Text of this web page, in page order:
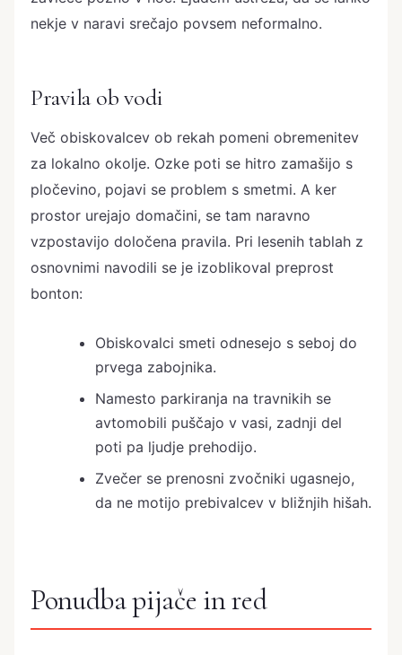
nekje v naravi srečajo povsem neformalno.
Pravila ob vodi
Več obiskovalcev ob rekah pomeni obremenitev
za lokalno okolje. Ozke poti se hitro zamašijo s
pločevino, pojavi se problem s smetmi. A ker
prostor urejajo domačini, se tam naravno
vzpostavijo določena pravila. Pri lesenih tablah z
osnovnimi navodili se je izoblikoval preprost
bonton:
Obiskovalci smeti odnesejo s seboj do
prvega zabojnika.
Namesto parkiranja na travnikih se
avtomobili puščajo v vasi, zadnji del
poti pa ljudje prehodijo.
Zvečer se prenosni zvočniki ugasnejo,
da ne motijo prebivalcev v bližnjih hišah.
Ponudba pijače in red